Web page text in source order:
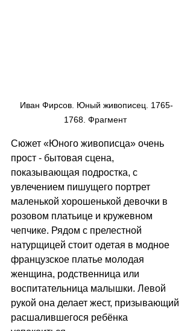
Иван Фирсов. Юный живописец. 1765-
1768. Фрагмент
Сюжет «Юного живописца» очень
прост - бытовая сцена,
показывающая подростка, с
увлечением пишущего портрет
маленькой хорошенькой девочки в
розовом платьице и кружевном
чепчике. Рядом с прелестной
натурщицей стоит одетая в модное
французское платье молодая
женщина, родственница или
воспитательница малышки. Левой
рукой она делает жест, призывающий
расшалившегося ребёнка